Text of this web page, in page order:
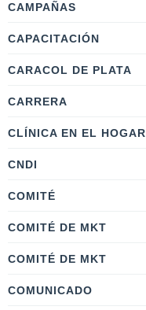
CAMPAÑAS
CAPACITACIÓN
CARACOL DE PLATA
CARRERA
CLÍNICA EN EL HOGAR
CNDI
COMITÉ
COMITÉ DE MKT
COMITÉ DE MKT
COMUNICADO